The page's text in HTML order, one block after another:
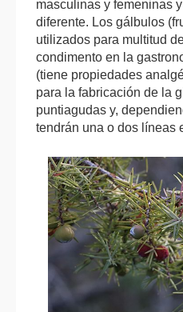
masculinas y femeninas
diferente. Los gálbulos
utilizados para multitud
condimento en la
(tiene propiedades
para la fabricación de la
puntiagudas y,
tendrán una o dos líneas